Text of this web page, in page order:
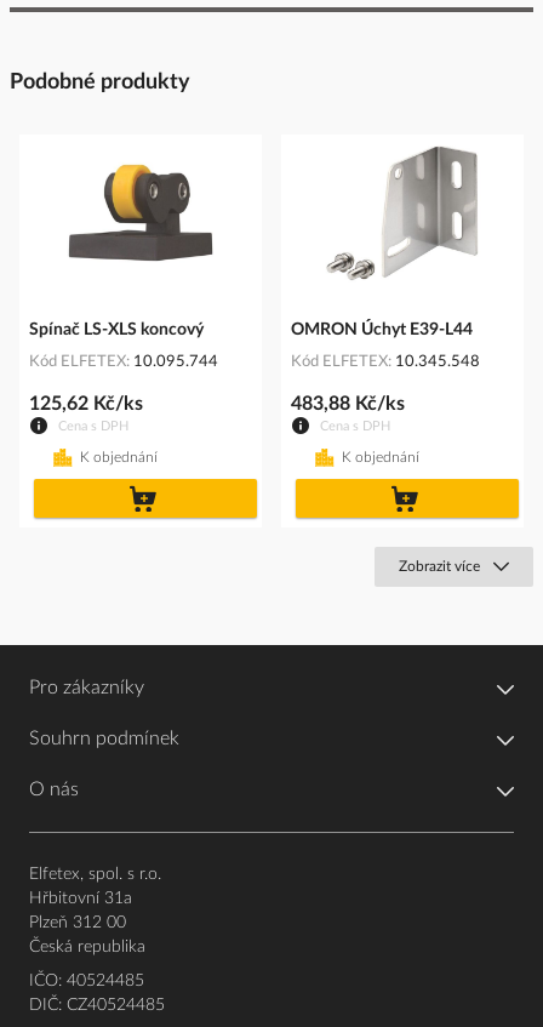
Podobné produkty
Spínač LS-XLS koncový
Kód ELFETEX 10.095.744
Cena s DPH
125,62 Kč/ks
K objednání
OMRON Úchyt E39-L44
Kód ELFETEX 10.345.548
Cena s DPH
483,88 Kč/ks
K objednání
Zobrazit více
Pro zákazníky
Souhrn podmínek
O nás
Elfetex, spol. s r.o.
Hřbitovní 31a
Plzeň 312 00
Česká republika
IČO: 40524485
DIČ: CZ40524485